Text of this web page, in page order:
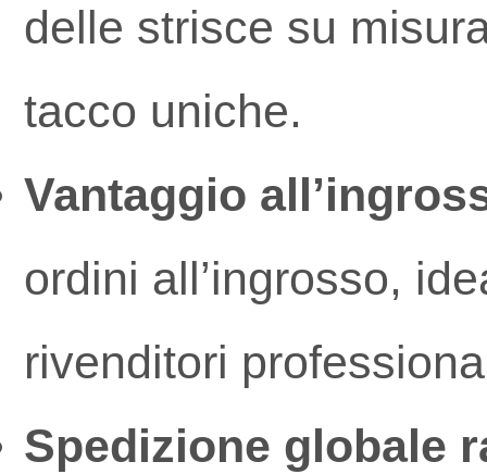
delle strisce su
tacco uniche.
Vantaggio
ordini all’ingrosso,
rivenditori
Spedizione globale